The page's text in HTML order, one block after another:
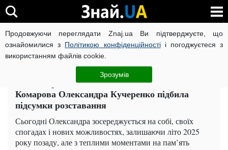
Продовжуючи переглядати Znaj.ua Ви підтверджуєте, що
ознайомилися з Політикою конфіденційностіі погоджуєтеся з
використанням файлів cookie.
Зрозумів
ВІЙНА РОСІЇ ПРОТИ УКРАЇНИ КОРОНАВІРУС В УКРАЇНІ
Шоу-бізнес ЧИТАТЬ НА РУССКОМ
"На цей раз ще безжальніше": колишня жінка
Комарова Олександра Кучеренко підбила
підсумки розставання
Сьогодні Олександра зосереджується на собі, своїх
спогадах і нових можливостях, залишаючи літо 2025
року позаду, але з теплими моментами на пам’ять